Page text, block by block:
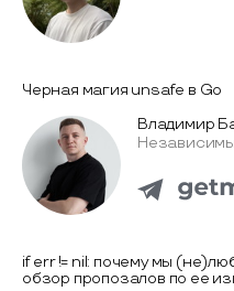
Черная магия unsafe в Go
Владимир
if err != nil: почему мы
обзор пропозалов по ее